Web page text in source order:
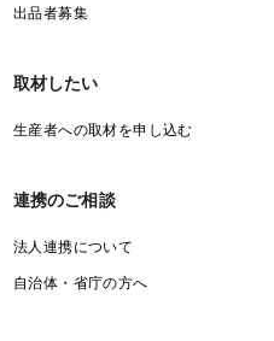
出品者募集
取材したい
生産者への取材を申し込む
連携のご相談
法人連携について
自治体・省庁の方へ